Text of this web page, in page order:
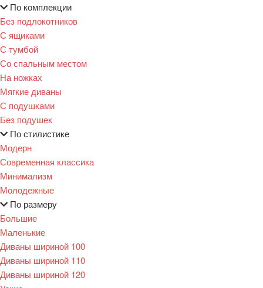
По комплекции
Без подлокотников
С ящиками
С тумбой
Со спальным местом
На ножках
Мягкие диваны
С подушками
Без подушек
По стилистике
Модерн
Современная классика
Минимализм
Молодежные
По размеру
Большие
Маленькие
Диваны шириной 100
Диваны шириной 110
Диваны шириной 120